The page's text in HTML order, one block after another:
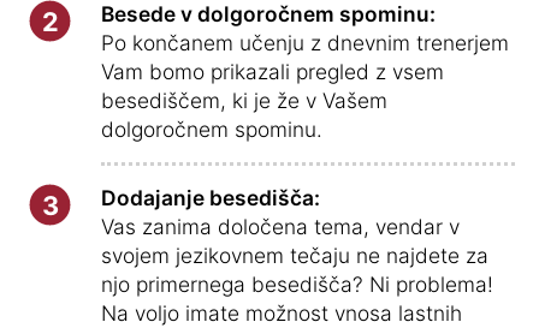
2
Besede v dolgoročnem spominu:
Po končanem učenju z dnevnim trenerjem
Vam bomo prikazali pregled z vsem
besediščem, ki je že v Vašem
dolgoročnem spominu.
3
Dodajanje besedišča:
Vas zanima določena tema, vendar v
svojem jezikovnem tečaju ne najdete za
njo primernega besedišča? Ni problema!
Na voljo imate možnost vnosa lastnih